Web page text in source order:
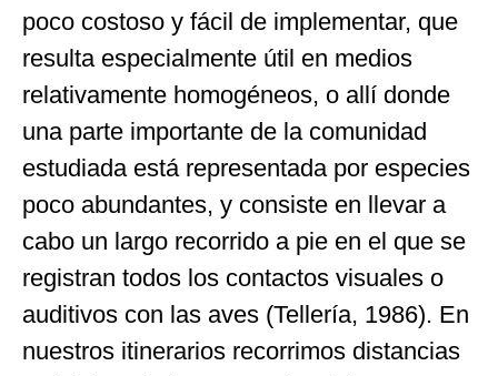
poco costoso y fácil de implementar, que
resulta especialmente útil en medios
relativamente homogéneos, o allí donde
una parte importante de la comunidad
estudiada está representada por especies
poco abundantes, y consiste en llevar a
cabo un largo recorrido a pie en el que se
registran todos los contactos visuales o
auditivos con las aves (Tellería, 1986). En
nuestros itinerarios recorrimos distancias